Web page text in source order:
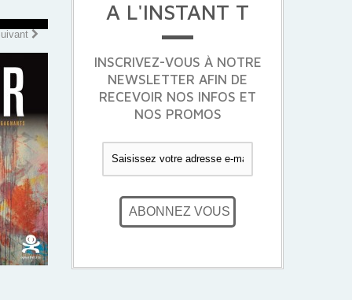
A L'INSTANT T
INSCRIVEZ-VOUS À NOTRE
NEWSLETTER AFIN DE
RECEVOIR NOS INFOS ET
NOS PROMOS
ABONNEZ VOUS